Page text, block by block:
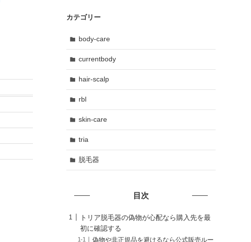
カテゴリー
body-care
currentbody
hair-scalp
rbl
skin-care
tria
脱毛器
目次
トリア脱毛器の偽物が心配なら購入先を最
初に確認する
偽物や非正規品を避けるなら公式販売ルー